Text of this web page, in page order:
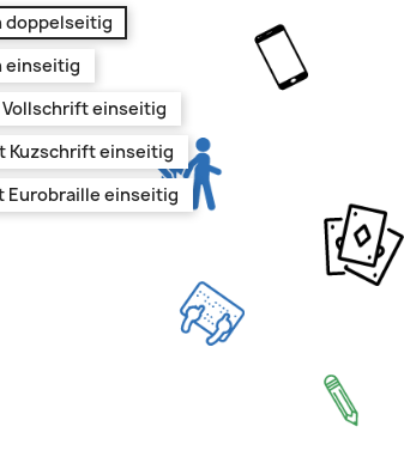
doppelseitig
einseitig
Vollschrift einseitig
Kuzschrift einseitig
Eurobraille einseitig